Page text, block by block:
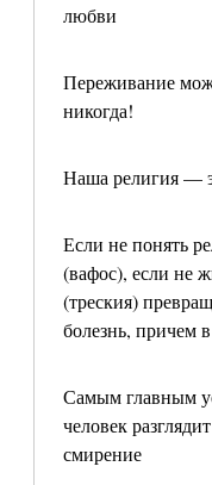
любви
Переживание
никогда!
Наша религия —
Если не понять
(вафос), если не
(треския)
болезнь, причем
Самым главным
человек
смирение